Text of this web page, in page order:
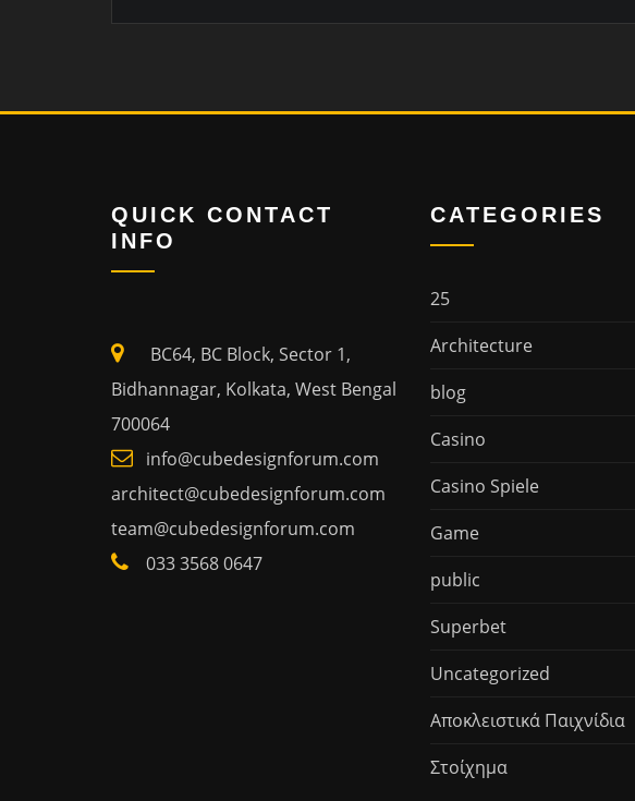
QUICK CONTACT
INFO
BC64, BC Block, Sector 1,
Bidhannagar, Kolkata, West Bengal
700064
info@cubedesignforum.com
architect@cubedesignforum.com
team@cubedesignforum.com
033 3568 0647
CATEGORIES
25
Architecture
blog
Casino
Casino Spiele
Game
public
Superbet
Uncategorized
Αποκλειστικά Παιχνίδια
Στοίχημα